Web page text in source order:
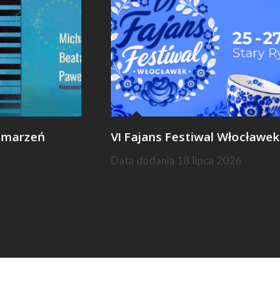
VI Fajans Festiwal Włocławek
Data dodania 18 lipca 2026